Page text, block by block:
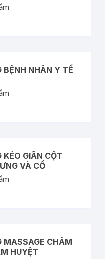
BỆNH NHÂN Y TẾ
KÉO GIÃN CỘT
VÀ CỔ
MASSAGE CHÂM
HUYỆT